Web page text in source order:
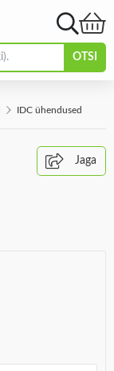
OTSI
IDC ühendused
Jaga